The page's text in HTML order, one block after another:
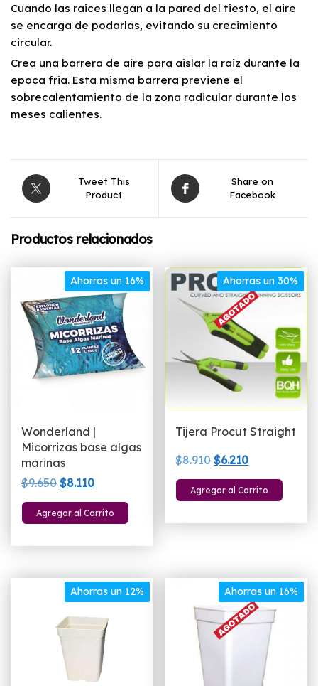
Cuando las raices llegan a la pared del tiesto, el aire
se encarga de podarlas, evitando su crecimiento
circular.
Crea una barrera de aire para aislar la raiz durante la
epoca fria. Esta misma barrera previene el
sobrecalentamiento de la zona radicular durante los
meses calientes.
Tweet This
Product
Share on
Facebook
Productos relacionados
Ahorras un 16%
Wonderland |
Micorrizas base algas
marinas
$9.650 El
precio
original
$8.110El
precio
actual
Agregar al Carrito
Ahorras un 30%
Tijera Procut Straight
$8.910El
precio
original
$6.210El
precio
actual
Agregar al Carrito
Ahorras un 12% Ahorras un 16%